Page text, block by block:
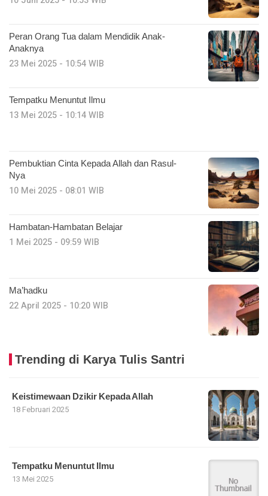
Peran Orang Tua dalam Mendidik Anak-
Anaknya
23 Mei 2025 - 10:54 WIB
Tempatku Menuntut Ilmu
13 Mei 2025 - 10:14 WIB
Pembuktian Cinta Kepada Allah dan Rasul-
Nya
10 Mei 2025 - 08:01 WIB
Hambatan-Hambatan Belajar
1 Mei 2025 - 09:59 WIB
Ma’hadku
22 April 2025 - 10:20 WIB
Trending di Karya Tulis Santri
Keistimewaan Dzikir Kepada Allah
18 Februari 2025
Tempatku Menuntut Ilmu
13 Mei 2025